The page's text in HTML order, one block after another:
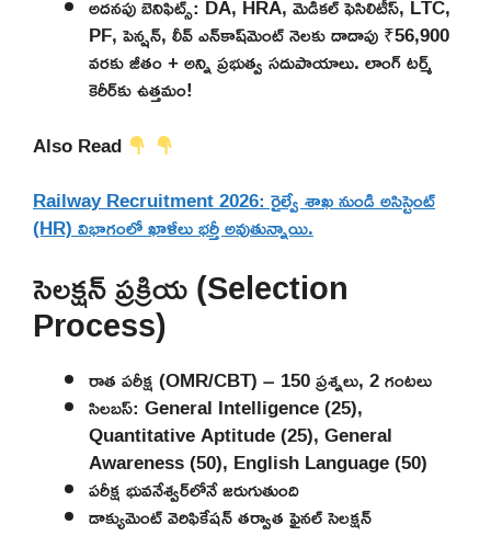
అదనపు బెనిఫిట్స్: DA, HRA, మెడికల్ ఫెసిలిటీస్, LTC,
PF, పెన్షన్, లీవ్ ఎన్‌కాష్‌మెంట్ నెలకు దాదాపు ₹56,900
వరకు జీతం + అన్ని ప్రభుత్వ సదుపాయాలు. లాంగ్ టర్మ్
కెరీర్‌కు ఉత్తమం!
Also Read
Railway Recruitment 2026: రైల్వే శాఖ నుండి అసిస్టెంట్
(HR) విభాగంలో ఖాళీలు భర్తీ అవుతున్నాయి.
సెలక్షన్ ప్రక్రియ (Selection
Process)
రాత పరీక్ష (OMR/CBT) – 150 ప్రశ్నలు, 2 గంటలు
సిలబస్: General Intelligence (25),
Quantitative Aptitude (25), General
Awareness (50), English Language (50)
పరీక్ష భువనేశ్వర్‌లోనే జరుగుతుంది
డాక్యుమెంట్ వెరిఫికేషన్ తర్వాత ఫైనల్ సెలక్షన్